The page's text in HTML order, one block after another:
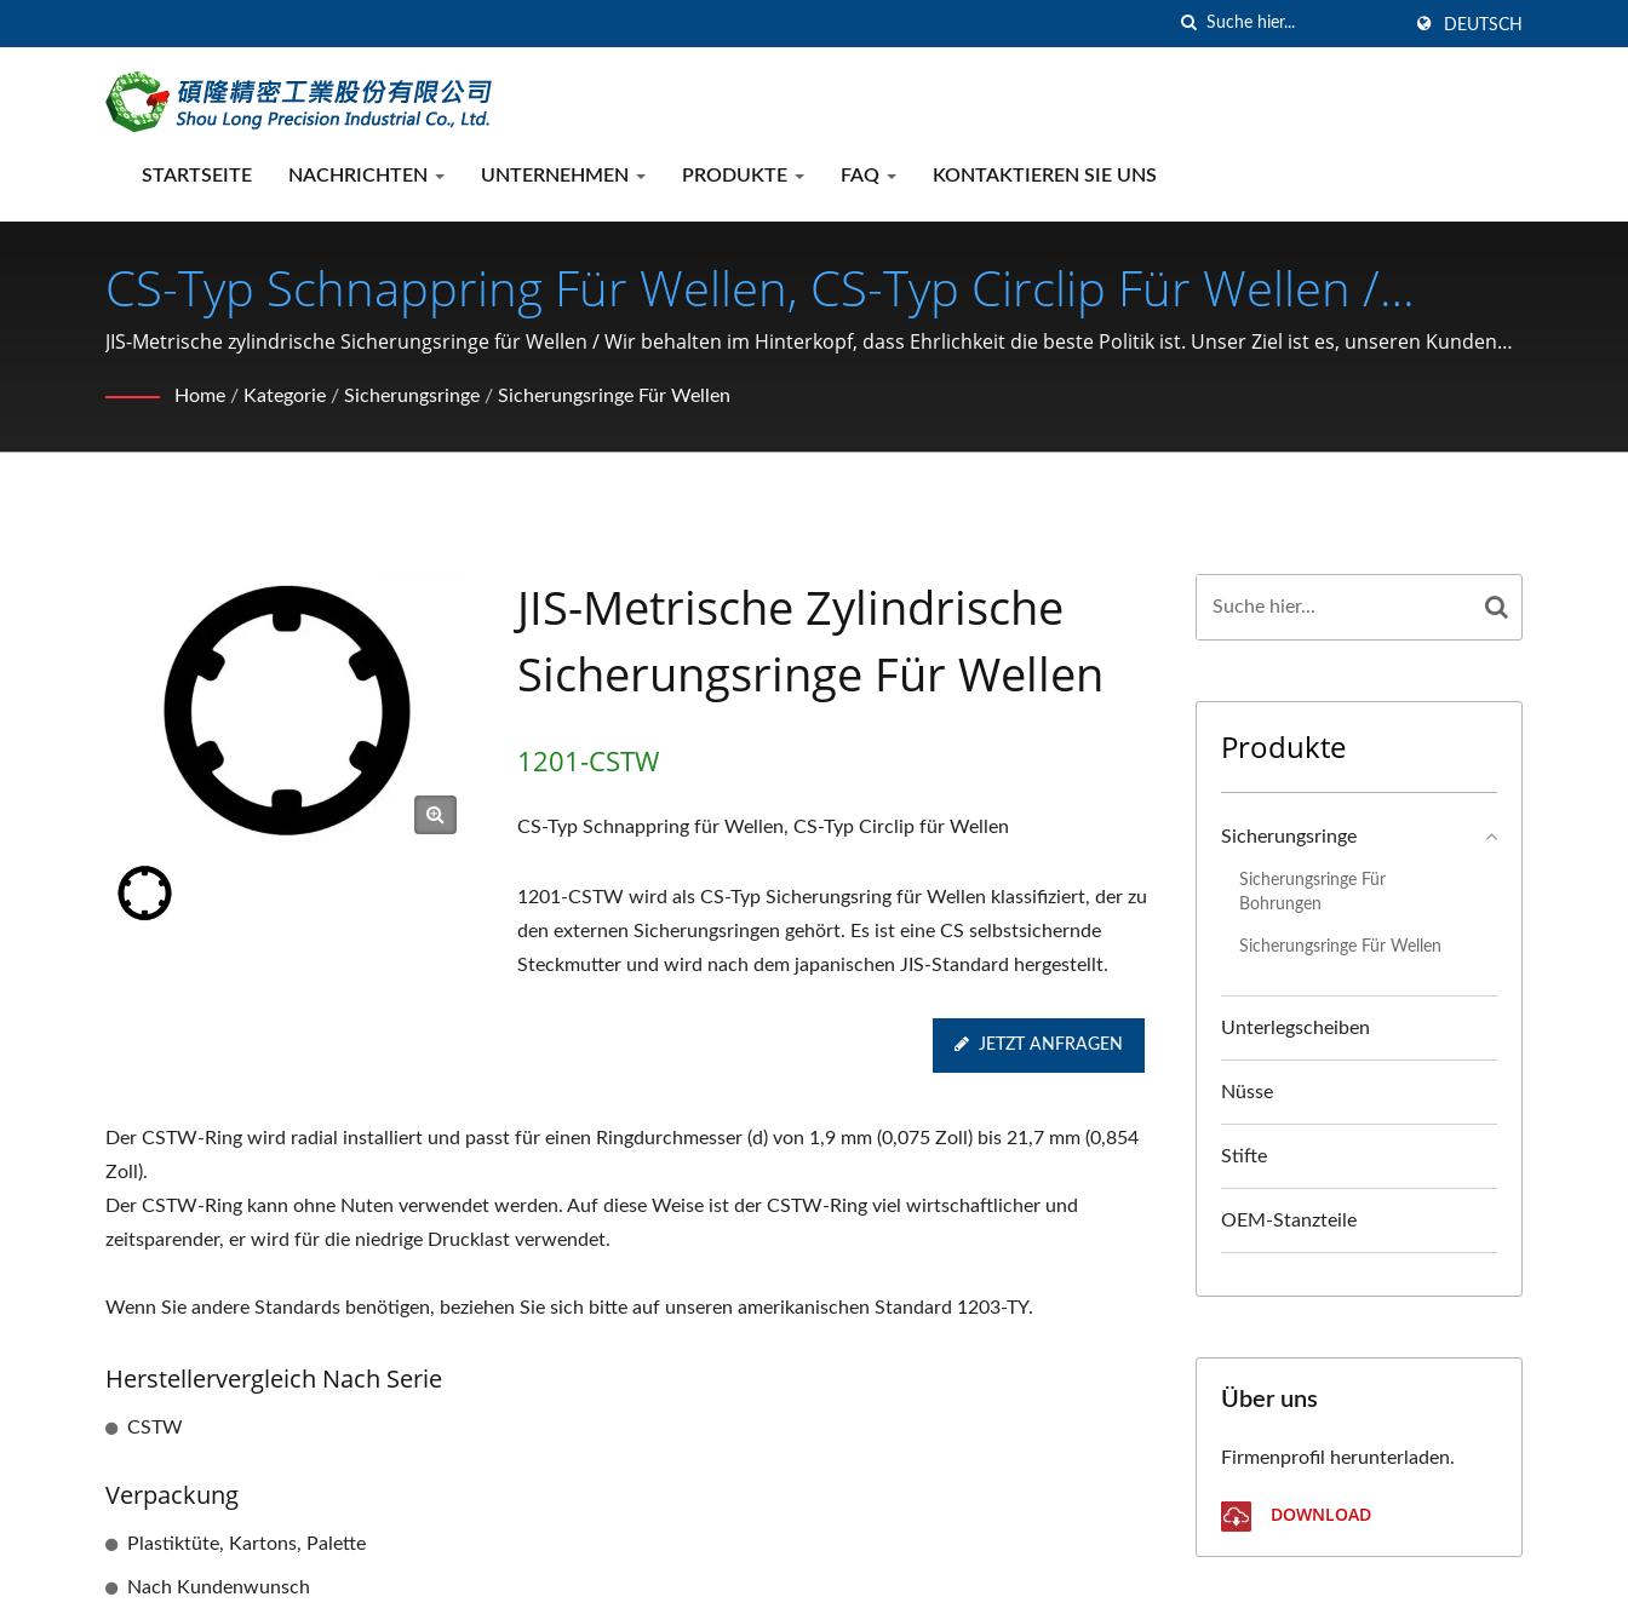
DEUTSCH
STARTSEITE NACHRICHTEN UNTERNEHMEN PRODUKTE FAQ KONTAKTIEREN SIE UNS
CS-Typ Schnappring Für Wellen, CS-Typ Circlip Für Wellen /
Hersteller Von Auto- Und Motorrad-Hardwareteilen (C-Typ
Sicherungsring, Unterlegscheibe, Sicherungsmutter, Clip,
Sprengring, Stift) Seit 1991 | SHOU LONG
JIS-Metrische zylindrische Sicherungsringe für Wellen / Wir behalten im Hinterkopf, dass Ehrlichkeit die beste Politik ist. Unser Ziel ist es, unseren Kunden
Home / Kategorie / Sicherungsringe / Sicherungsringe Für Wellen
JIS-Metrische Zylindrische
Sicherungsringe Für Wellen
1201-CSTW
CS-Typ Schnappring für Wellen, CS-Typ Circlip für Wellen
1201-CSTW wird als CS-Typ Sicherungsring für Wellen klassifiziert, der zu
den externen Sicherungsringen gehört. Es ist eine CS selbstsichernde
Steckmutter und wird nach dem japanischen JIS-Standard hergestellt.
JETZT ANFRAGEN
Der CSTW-Ring wird radial installiert und passt für einen Ringdurchmesser (d) von 1,9 mm (0,075 Zoll) bis 21,7 mm (0,854
Zoll).
Der CSTW-Ring kann ohne Nuten verwendet werden. Auf diese Weise ist der CSTW-Ring viel wirtschaftlicher und
zeitsparender, er wird für die niedrige Drucklast verwendet.
Wenn Sie andere Standards benötigen, beziehen Sie sich bitte auf unseren amerikanischen Standard 1203-TY.
Herstellervergleich Nach Serie
CSTW
Verpackung
Plastiktüte, Kartons, Palette
Nach Kundenwunsch
Produkte
Sicherungsringe
Sicherungsringe Für
Bohrungen
Sicherungsringe Für Wellen
Unterlegscheiben
Nüsse
Stifte
OEM-Stanzteile
Über uns
Firmenprofil herunterladen.
DOWNLOAD